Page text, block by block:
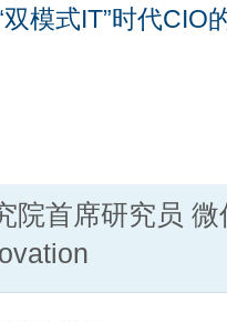
模式IT”时代CIO
院首席研究员 微